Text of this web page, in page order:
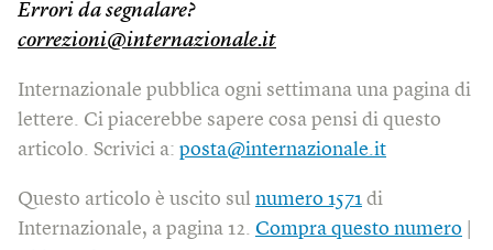
Errori da segnalare?
correzioni@internazionale.it
Internazionale pubblica ogni settimana una pagina di
lettere. Ci piacerebbe sapere cosa pensi di questo
articolo. Scrivici a: posta@internazionale.it
Questo articolo è uscito sul numero 1571 di
Internazionale, a pagina 12. Compra questo numero